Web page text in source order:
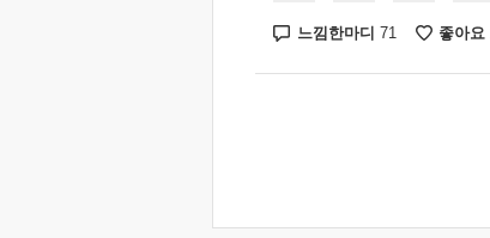
느낌한마디 71 좋아요